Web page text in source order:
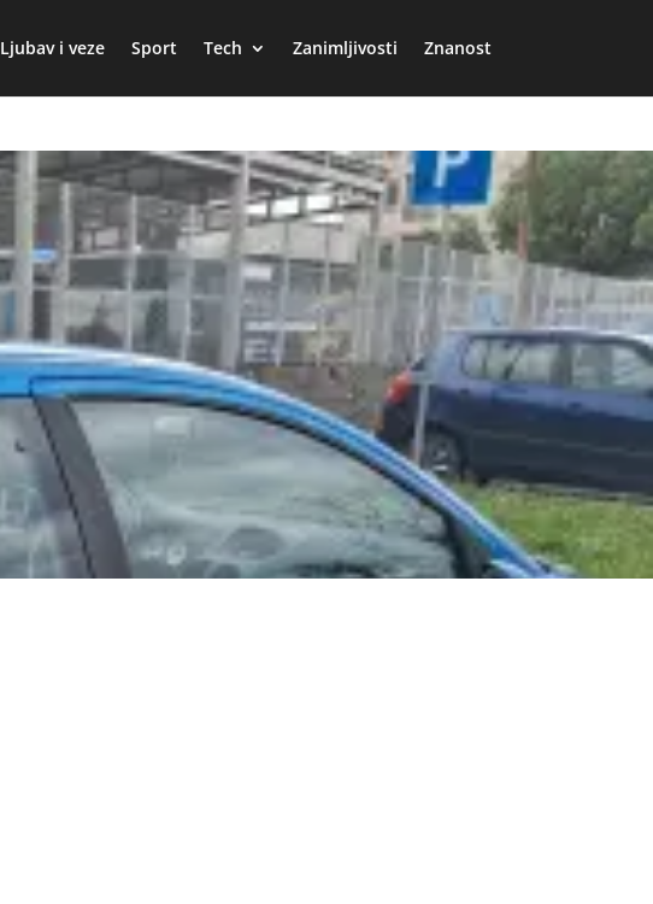
Ljubav i veze Sport Tech Zanimljivosti Znanost